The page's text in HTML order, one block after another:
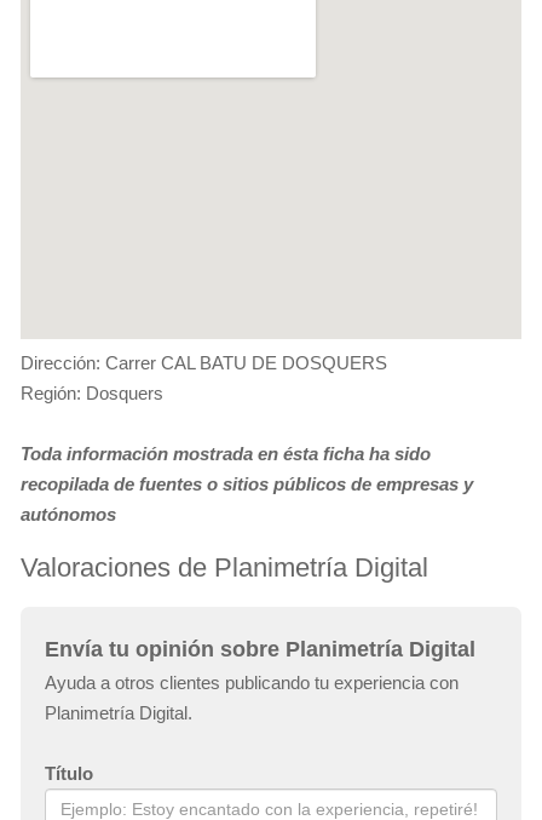
Dirección: Carrer CAL BATU DE DOSQUERS
Región: Dosquers
Toda información mostrada en ésta ficha ha sido
recopilada de fuentes o sitios públicos de empresas y
autónomos
Valoraciones de Planimetría Digital
Envía tu opinión sobre Planimetría Digital
Ayuda a otros clientes publicando tu experiencia con
Planimetría Digital.
Título